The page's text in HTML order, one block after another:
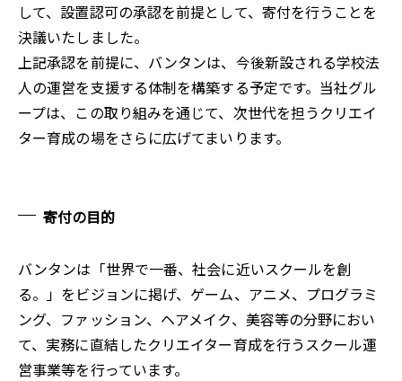
して、設置認可の承認を前提として、寄付を行うことを
決議いたしました。
上記承認を前提に、バンタンは、今後新設される学校法
人の運営を支援する体制を構築する予定です。当社グル
ープは、この取り組みを通じて、次世代を担うクリエイ
ター育成の場をさらに広げてまいります。
寄付の目的
バンタンは「世界で一番、社会に近いスクールを創
る。」をビジョンに掲げ、ゲーム、アニメ、プログラミ
ング、ファッション、ヘアメイク、美容等の分野におい
て、実務に直結したクリエイター育成を行うスクール運
営事業等を行っています。